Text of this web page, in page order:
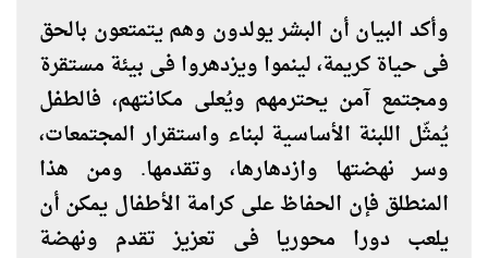
وأكد البيان أن البشر يولدون وهم يتمتعون بالحق
فى حياة كريمة، لينموا ويزدهروا فى بيئة مستقرة
ومجتمع آمن يحترمهم ويُعلى مكانتهم، فالطفل
يُمثّل اللبنة الأساسية لبناء واستقرار المجتمعات،
وسر نهضتها وازدهارها، وتقدمها. ومن هذا
المنطلق فإن الحفاظ على كرامة الأطفال يمكن أن
يلعب دورا محوريا فى تعزيز تقدم ونهضة